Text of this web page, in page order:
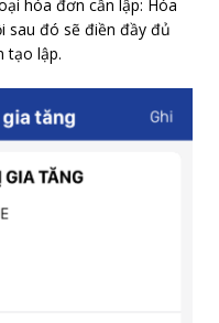
hóa đơn cần lập: Hóa
sau đó sẽ điền đầy đủ
tạo lập.